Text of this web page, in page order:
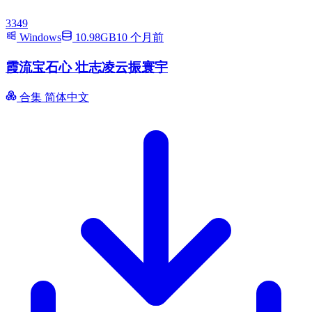
3349
Windows
10.98GB10 个月前
霞流宝石心 壮志凌云振寰宇
合集 简体中文